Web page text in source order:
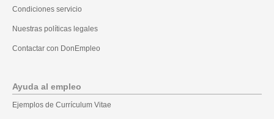
Condiciones servicio
Nuestras políticas legales
Contactar con DonEmpleo
Ayuda al empleo
Ejemplos de Currículum Vitae